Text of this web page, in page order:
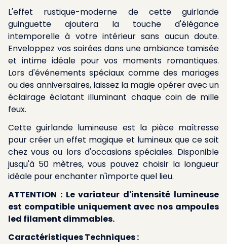
L'effet rustique-moderne de cette guirlande
guinguette ajoutera la touche d'élégance
intemporelle à votre intérieur sans aucun doute.
Enveloppez vos soirées dans une ambiance tamisée
et intime idéale pour vos moments romantiques.
Lors d'événements spéciaux comme des mariages
ou des anniversaires, laissez la magie opérer avec un
éclairage éclatant illuminant chaque coin de mille
feux.
Cette guirlande lumineuse est la pièce maîtresse
pour créer un effet magique et lumineux que ce soit
chez vous ou lors d'occasions spéciales. Disponible
jusqu'à 50 mètres, vous pouvez choisir la longueur
idéale pour enchanter n'importe quel lieu.
ATTENTION : Le variateur d'intensité lumineuse
est compatible uniquement avec nos ampoules
led filament dimmables.
Caractéristiques Techniques :